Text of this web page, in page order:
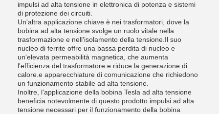
impulsi ad alta tensione in elettronica di potenza e sistemi
di protezione dei circuiti.
Un'altra applicazione chiave è nei trasformatori, dove la
bobina ad alta tensione svolge un ruolo vitale nella
trasformazione e nell'isolamento della tensione.Il suo
nucleo di ferrite offre una bassa perdita di nucleo e
un'elevata permeabilità magnetica, che aumenta
l'efficienza del trasformatore e riduce la generazione di
calore.e apparecchiature di comunicazione che richiedono
un funzionamento stabile ad alta tensione.
Inoltre, l'applicazione della bobina Tesla ad alta tensione
beneficia notevolmente di questo prodotto.impulsi ad alta
tensione necessari per il funzionamento della bobina